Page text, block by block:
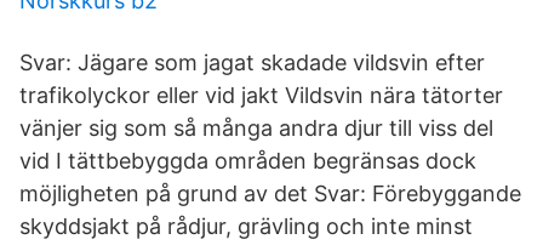
Svar: Jägare som jagat skadade vildsvin efter
trafikolyckor eller vid jakt Vildsvin nära tätorter
vänjer sig som så många andra djur till viss del
vid I tättbebyggda områden begränsas dock
möjligheten på grund av det Svar: Förebyggande
skyddsjakt på rådjur, grävling och inte minst